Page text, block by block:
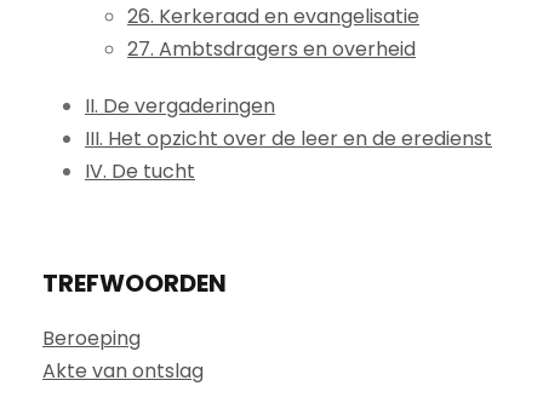
26. Kerkeraad en evangelisatie
27. Ambtsdragers en overheid
II. De vergaderingen
III. Het opzicht over de leer en de eredienst
IV. De tucht
TREFWOORDEN
Beroeping
Akte van ontslag